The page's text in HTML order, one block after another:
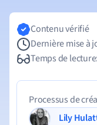
Contenu vérifié
Dernière mise à
Temps de
Processus de
Lily